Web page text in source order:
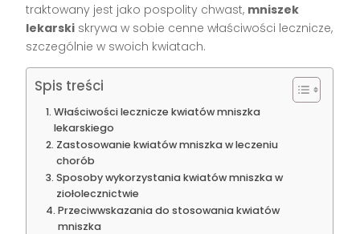
traktowany jest jako pospolity chwast, mniszek
lekarski skrywa w sobie cenne właściwości lecznicze,
szczególnie w swoich kwiatach.
Spis treści
Właściwości lecznicze kwiatów mniszka
lekarskiego
Zastosowanie kwiatów mniszka w leczeniu
chorób
Sposoby wykorzystania kwiatów mniszka w
ziołolecznictwie
Przeciwwskazania do stosowania kwiatów
mniszka